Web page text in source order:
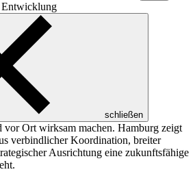
schließen
vor Ort wirksam machen. Hamburg zeigt
verbindlicher Koordination, breiter
Ausrichtung eine zukunftsfähige